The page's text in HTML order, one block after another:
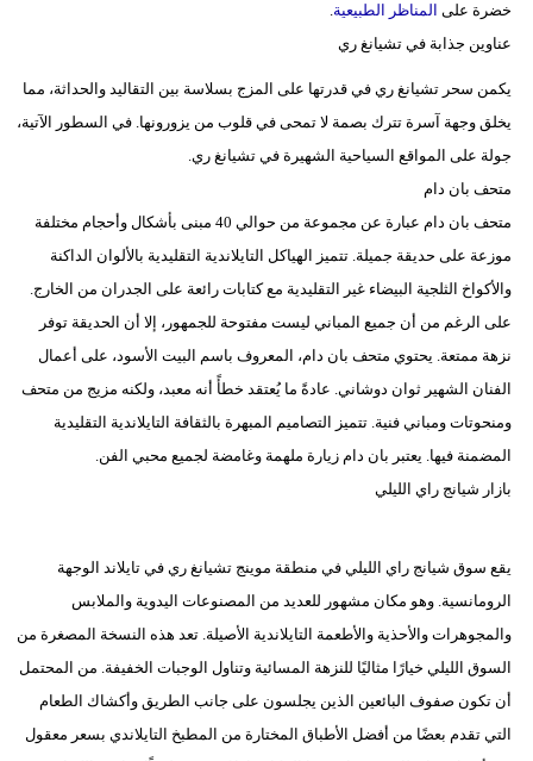
خضرة على المناظر الطبيعية.
عناوين جذابة في تشيانغ ري
يكمن سحر تشيانغ ري في قدرتها على المزج بسلاسة بين التقاليد والحداثة، مما
يخلق وجهة آسرة تترك بصمة لا تمحى في قلوب من يزورونها. في السطور الآتية،
جولة على المواقع السياحية الشهيرة في تشيانغ ري.
متحف بان دام
متحف بان دام عبارة عن مجموعة من حوالي 40 مبنى بأشكال وأحجام مختلفة
موزعة على حديقة جميلة. تتميز الهياكل التايلاندية التقليدية بالألوان الداكنة
والأكواخ الثلجية البيضاء غير التقليدية مع كتابات رائعة على الجدران من الخارج.
على الرغم من أن جميع المباني ليست مفتوحة للجمهور، إلا أن الحديقة توفر
نزهة ممتعة. يحتوي متحف بان دام، المعروف باسم البيت الأسود، على أعمال
الفنان الشهير ثوان دوشاني. عادةً ما يُعتقد خطأً أنه معبد، ولكنه مزيج من متحف
ومنحوتات ومباني فنية. تتميز التصاميم المبهرة بالثقافة التايلاندية التقليدية
المضمنة فيها. يعتبر بان دام زيارة ملهمة وغامضة لجميع محبي الفن.
بازار شيانج راي الليلي
يقع سوق شيانج راي الليلي في منطقة موينج تشيانغ ري في تايلاند الوجهة
الرومانسية. وهو مكان مشهور للعديد من المصنوعات اليدوية والملابس
والمجوهرات والأحذية والأطعمة التايلاندية الأصيلة. تعد هذه النسخة المصغرة من
السوق الليلي خيارًا مثاليًا للنزهة المسائية وتناول الوجبات الخفيفة. من المحتمل
أن تكون صفوف البائعين الذين يجلسون على جانب الطريق وأكشاك الطعام
التي تقدم بعضًا من أفضل الأطباق المختارة من المطبخ التايلاندي بسعر معقول